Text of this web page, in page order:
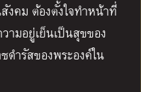
งคม ต้องตั้งใจทำหน้าที่
ามอยู่เย็นเป็นสุขของ
ดำรัสของพระองค์ใน